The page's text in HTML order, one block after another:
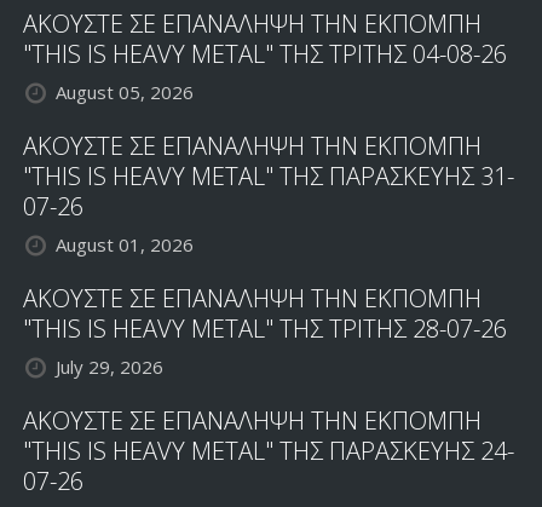
ΑΚΟΥΣΤΕ ΣΕ ΕΠΑΝΑΛΗΨΗ ΤΗΝ ΕΚΠΟΜΠΗ
"THIS IS HEAVY METAL" ΤΗΣ ΤΡΙΤΗΣ 04-08-26
August 05, 2026
ΑΚΟΥΣΤΕ ΣΕ ΕΠΑΝΑΛΗΨΗ ΤΗΝ ΕΚΠΟΜΠΗ
"THIS IS HEAVY METAL" ΤΗΣ ΠΑΡΑΣΚΕΥΗΣ 31-
07-26
August 01, 2026
ΑΚΟΥΣΤΕ ΣΕ ΕΠΑΝΑΛΗΨΗ ΤΗΝ ΕΚΠΟΜΠΗ
"THIS IS HEAVY METAL" ΤΗΣ ΤΡΙΤΗΣ 28-07-26
July 29, 2026
ΑΚΟΥΣΤΕ ΣΕ ΕΠΑΝΑΛΗΨΗ ΤΗΝ ΕΚΠΟΜΠΗ
"THIS IS HEAVY METAL" ΤΗΣ ΠΑΡΑΣΚΕΥΗΣ 24-
07-26